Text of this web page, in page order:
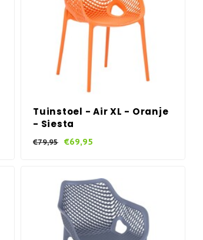
Tuinstoel - Air XL - Oranje
- Siesta
€79,95 €69,95